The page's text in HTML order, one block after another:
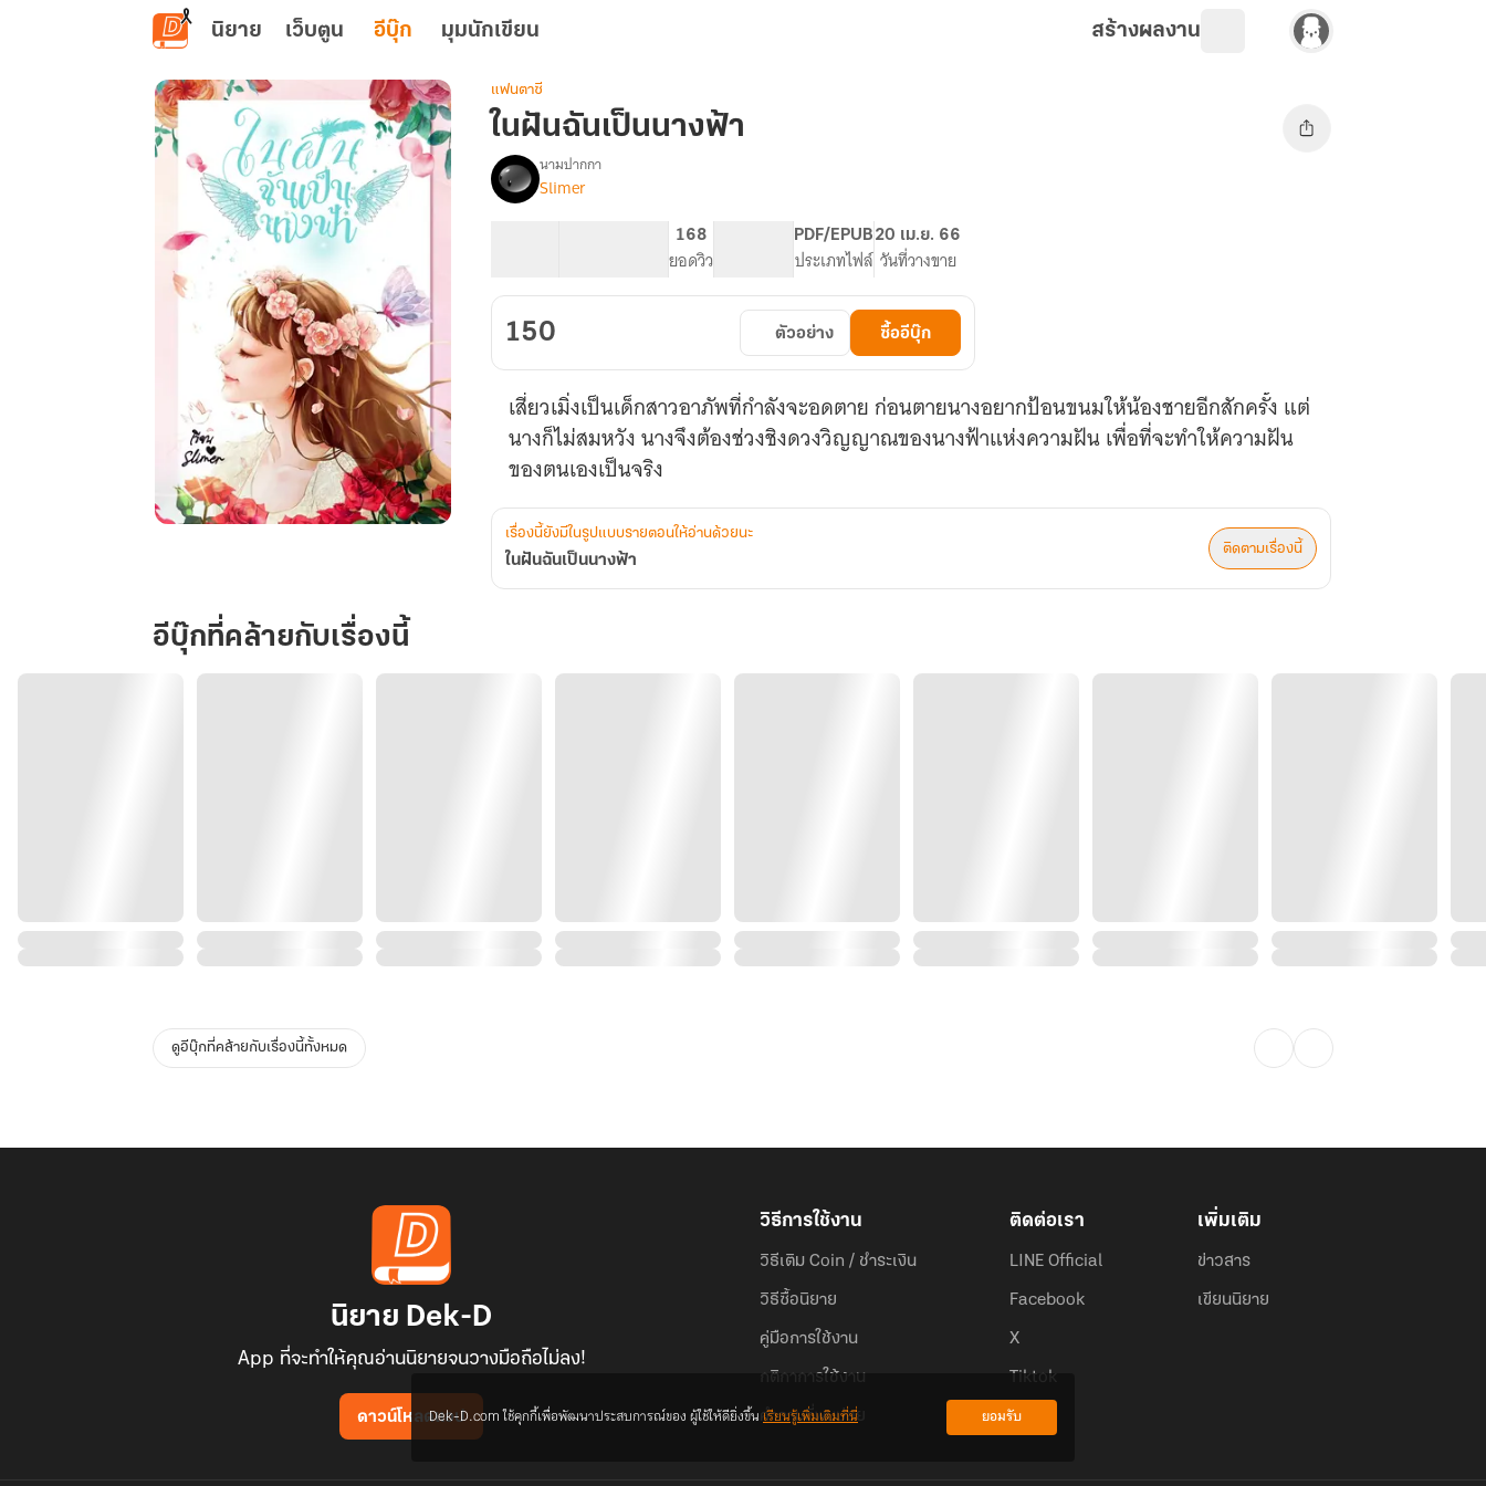
ข้ามไปยังเนื้อหาหลัก
นิยาย เว็บตูน อีบุ๊ก มุมนักเขียน สร้างผลงาน
เป็น
นางฟ้า
แฟนตาซี
ในฝันฉันเป็นนางฟ้า
เรื่อง
ใน
นางฟ้า
นามปากกา
Slimer
168
ยอดวิว
PDF/EPUB
ประเภทไฟล์
20 เม.ย. 66
วันที่วางขาย
150 ตัวอย่าง ซื้ออีบุ๊ก
เสี่ยวเมิ่งเป็นเด็กสาวอาภัพที่กำลังจะอดตาย ก่อนตายนางอยากป้อนขนมให้น้องชายอีกสักครั้ง แต่
นางก็ไม่สมหวัง นางจึงต้องช่วงชิงดวงวิญญาณของนางฟ้าแห่งความฝัน เพื่อที่จะทำให้ความฝัน
ของตนเองเป็นจริง
เรื่องนี้ยังมีในรูปแบบรายตอนให้อ่านด้วยนะ
ในฝันฉันเป็นนางฟ้า
ติดตามเรื่องนี้
อีบุ๊กที่คล้ายกับเรื่องนี้
ดูอีบุ๊กที่คล้ายกับเรื่องนี้ทั้งหมด
นิยาย Dek-D
App ที่จะทำให้คุณอ่านนิยายจนวางมือถือไม่ลง!
ดาวน์โหลดแอป
วิธีการใช้งาน
วิธีเติม Coin / ชำระเงิน
วิธีซื้อนิยาย
คู่มือการใช้งาน
กติกาการใช้งาน
คำถามที่พบบ่อย
ติดต่อเรา
LINE Official
Facebook
X
Tiktok
เพิ่มเติม
ข่าวสาร
เขียนนิยาย
Dek-D.com ใช้คุกกี้เพื่อพัฒนาประสบการณ์ของ ผู้ใช้ให้ดียิ่งขึ้นเรียนรู้เพิ่มเติมที่นี่ ยอมรับ